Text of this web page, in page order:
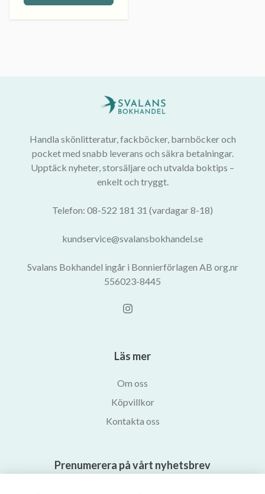
Handla skönlitteratur, fackböcker, barnböcker och
pocket med snabb leverans och säkra betalningar.
Upptäck nyheter, storsäljare och utvalda boktips –
enkelt och tryggt.
Telefon: 08-522 181 31 (vardagar 8-18)
kundservice@svalansbokhandel.se
Svalans Bokhandel ingår i Bonnierförlagen AB org.nr
556023-8445
Läs mer
Om oss
Köpvillkor
Kontakta oss
Prenumerera på vårt nyhetsbrev